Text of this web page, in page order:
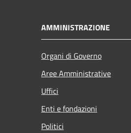
AMMINISTRAZIONE
Organi di Governo
Aree Amministrative
Uffici
Enti e fondazioni
Politici